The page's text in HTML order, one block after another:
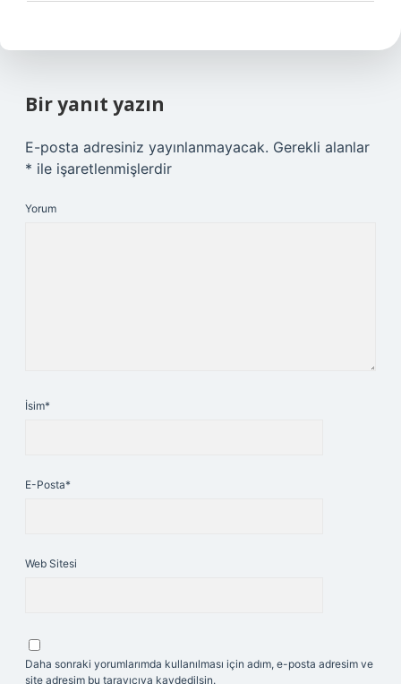
Bir yanıt yazın
E-posta adresiniz yayınlanmayacak. Gerekli alanlar
* ile işaretlenmişlerdir
Yorum
İsim*
E-Posta*
Web Sitesi
Daha sonraki yorumlarımda kullanılması için adım, e-posta adresim ve
site adresim bu tarayıcıya kaydedilsin.